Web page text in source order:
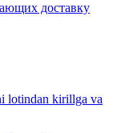
доставку
lotindan kirillga va